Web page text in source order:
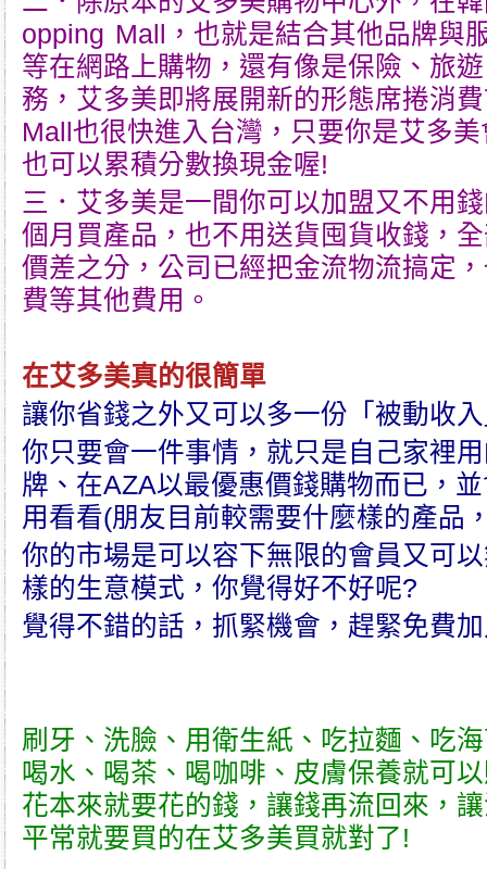
opping Mall，也就是結合其他品牌與
等在網路上購物，還有像是保險、旅
務，艾多美即將展開新的形態席捲消
Mall也很快進入台灣，只要你是艾多
也可以累積分數換現金喔!
三． 艾多美是一間你可以加盟又不用
個月買產品，也不用送貨囤貨收錢，
價差之分，公司已經把金流物流搞定
費等其他費用。
在艾多美真的很簡單
讓你省錢之外又可以多一份「被動收
你只要會一件事情，就只是自己家裡
牌、在AZA以最優惠價錢購物而已，
用看看(朋友目前較需要什麼樣的產品
你的市場是可以容下無限的會員又可
樣的生意模式，你覺得好不好呢?
覺得不錯的話，抓緊機會，趕緊免費
刷牙、洗臉、用衛生紙、吃拉麵、吃
喝水、喝茶、喝咖啡、皮膚保養就可
花本來就要花的錢，讓錢再流回來，
平常就要買的在艾多美買就對了!